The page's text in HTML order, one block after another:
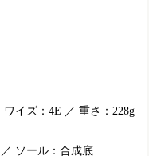
イズ：4E ／ 重さ：228g
ソール：合成底